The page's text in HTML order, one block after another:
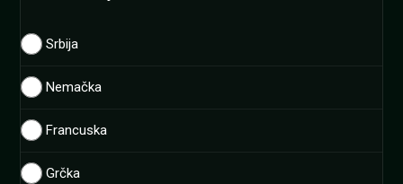
Srbija
Nemačka
Francuska
Grčka